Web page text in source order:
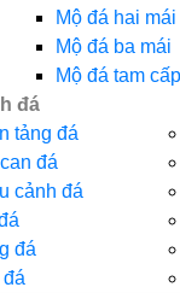
Mộ đá hai mái
Mộ đá ba mái
Mộ đá tam cấp
đá
tảng đá
đá
cảnh đá
đá